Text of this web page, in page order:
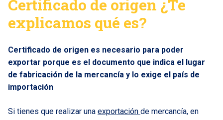
Certificado de origen ¿Te
explicamos qué es?
Certificado de origen es necesario para poder
exportar porque es el documento que indica el lugar
de fabricación de la mercancía y lo exige el país de
importación
Si tienes que realizar una exportación de mercancía, en